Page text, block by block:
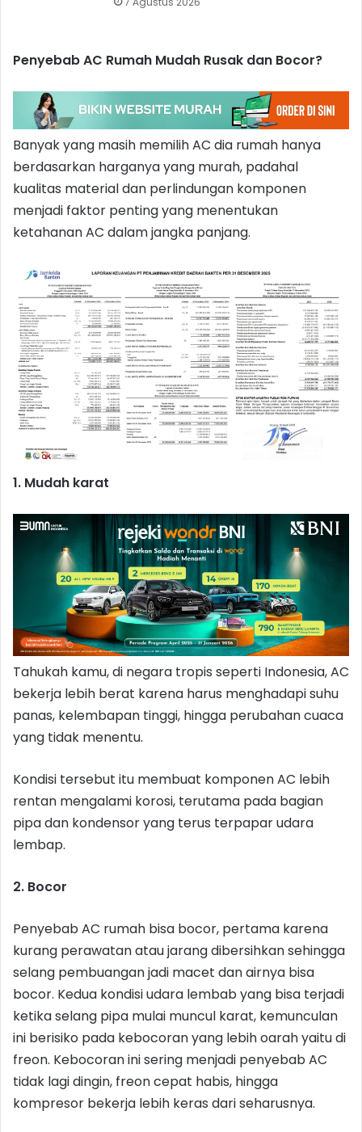
Penyebab AC Rumah Mudah Rusak dan Bocor?
Banyak yang masih memilih AC dia rumah hanya
berdasarkan harganya yang murah, padahal
kualitas material dan perlindungan komponen
menjadi faktor penting yang menentukan
ketahanan AC dalam jangka panjang.
1. Mudah karat
Tahukah kamu, di negara tropis seperti Indonesia, AC
bekerja lebih berat karena harus menghadapi suhu
panas, kelembapan tinggi, hingga perubahan cuaca
yang tidak menentu.
Kondisi tersebut itu membuat komponen AC lebih
rentan mengalami korosi, terutama pada bagian
pipa dan kondensor yang terus terpapar udara
lembap.
2. Bocor
Penyebab AC rumah bisa bocor, pertama karena
kurang perawatan atau jarang dibersihkan sehingga
selang pembuangan jadi macet dan airnya bisa
bocor. Kedua kondisi udara lembab yang bisa terjadi
ketika selang pipa mulai muncul karat, kemunculan
ini berisiko pada kebocoran yang lebih oarah yaitu di
freon. Kebocoran ini sering menjadi penyebab AC
tidak lagi dingin, freon cepat habis, hingga
kompresor bekerja lebih keras dari seharusnya.